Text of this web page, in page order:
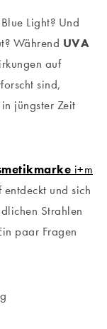
Light? Und
Während UVA
auf
sind,
jüngster Zeit
i+m
und sich
Strahlen
paar Fragen